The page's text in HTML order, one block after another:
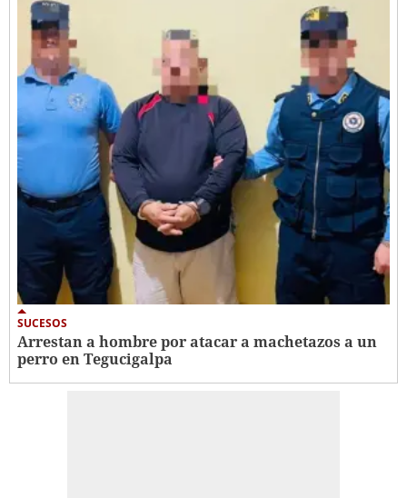
SUCESOS
Arrestan a hombre por atacar a machetazos a un
perro en Tegucigalpa